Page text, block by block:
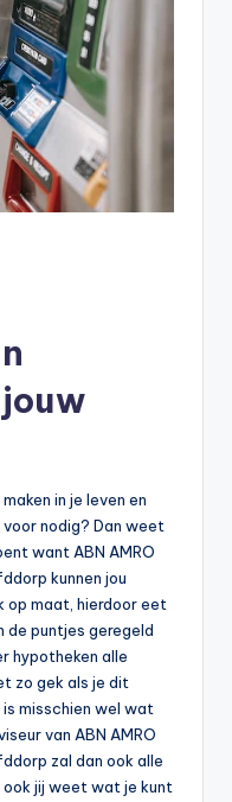
in je leven en
nodig? Dan weet
want ABN AMRO
kunnen jou
op maat, hierdoor eet
de puntjes geregeld
hypotheken alle
zo gek als je dit
misschien wel wat
van ABN AMRO
zal dan ook alle
jij weet wat je kunt